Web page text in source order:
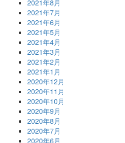
2021年8月
2021年7月
2021年6月
2021年5月
2021年4月
2021年3月
2021年2月
2021年1月
2020年12月
2020年11月
2020年10月
2020年9月
2020年8月
2020年7月
2020年6月